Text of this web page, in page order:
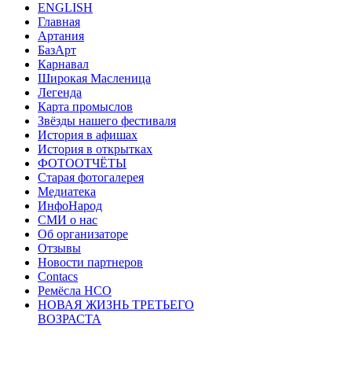
ENGLISH
Главная
Артания
БазАрт
Карнавал
Широкая Масленица
Легенда
Карта промыслов
Звёзды нашего фестиваля
История в афишах
История в открытках
ФОТООТЧЁТЫ
Старая фотогалерея
Медиатека
ИнфоНарод
СМИ о нас
Об организаторе
Отзывы
Новости партнеров
Contacs
Ремёсла НСО
НОВАЯ ЖИЗНЬ ТРЕТЬЕГО
ВОЗРАСТА